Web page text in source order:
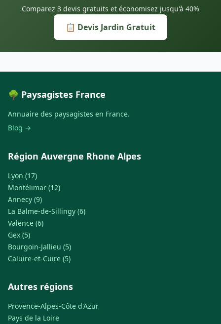
Comparez 3 devis gratuits et économisez jusqu'à 40%
📋 Devis Jardin Gratuit
🌳 Paysagistes France
Annuaire des paysagistes en France.
Blog →
Région Auvergne Rhone Alpes
Lyon (17)
Montélimar (12)
Annecy (9)
La Balme-de-Sillingy (6)
Valence (6)
Gex (5)
Bourgoin-Jallieu (5)
Caluire-et-Cuire (5)
Autres régions
Provence-Alpes-Côte d'Azur
Pays de la Loire